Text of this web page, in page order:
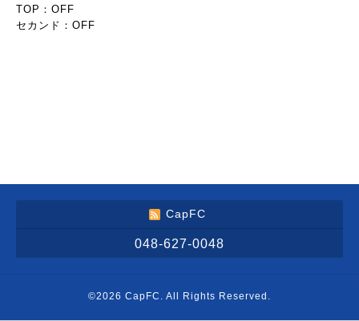
TOP：OFF
セカンド：OFF
CapFC
048-627-0048
©2026 CapFC . All Rights Reserved.